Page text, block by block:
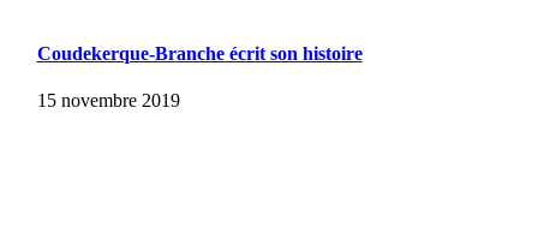
Coudekerque-Branche écrit son histoire
15 novembre 2019